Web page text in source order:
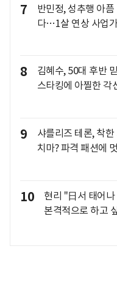
7
반민정, 성추행 아
다…1살 연상 사업
8
김혜수, 50대 후반
스타킹에 아찔한 각
9
샤를리즈 테론, 착
치마? 파격 패션에
10
현리 "日서 태어
본격적으로 하고